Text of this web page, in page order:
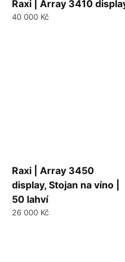
Raxi | Array 3410
40 000 Kč
Raxi | Array 3450
display, Stojan na víno |
50 lahví
26 000 Kč